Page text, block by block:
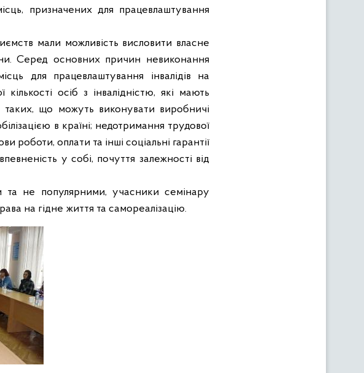
призначених для працевлаштування
мали можливість висловити власне
Серед основних причин невиконання
для працевлаштування інвалідів на
кількості осіб з інвалідністю, які мають
таких, що можуть виконувати виробничі
в країні; недотримання трудової
роботи, оплати та інші соціальні гарантії
у собі, почуття залежності від
не популярними, учасники семінару
на гідне життя та самореалізацію.